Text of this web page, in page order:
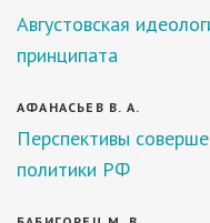
Августовская
принципата
АФАНАСЬЕВ В. А.
Перспективы
политики РФ